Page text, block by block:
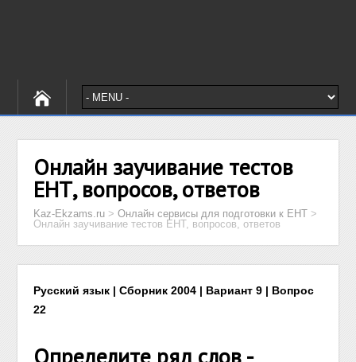
Онлайн заучивание тестов
ЕНТ, вопросов, ответов
Kaz-Ekzams.ru >Онлайн сервисы для подготовки к ЕНТ >
Онлайн заучивание тестов ЕНТ, вопросов, ответов
Русский язык | Сборник 2004 | Вариант 9 | Вопрос
22
Определите ряд слов -